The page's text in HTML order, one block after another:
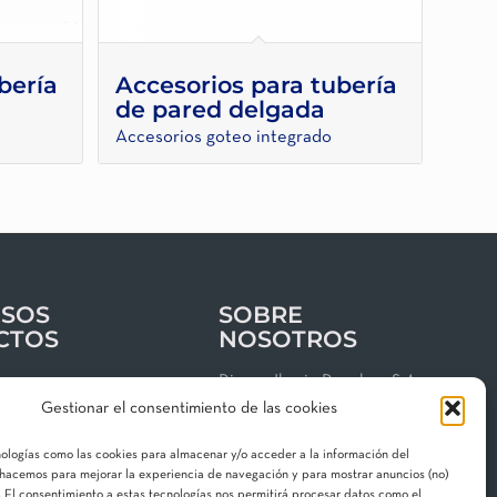
Gestionar el consentimiento de las cookies
como las cookies para almacenar y/o acceder a la información del
para mejorar la experiencia de navegación y para mostrar anuncios (no)
El consentimiento a estas tecnologías nos permitirá procesar datos como el
Accesorios para tubería
de pared delgada
Accesorios goteo integrado
privacidad
SOBRE
NOSOTROS
Riegos Iberia Regaber, S.A.
Grupo MAT Holding
08150 Parets del Vallès